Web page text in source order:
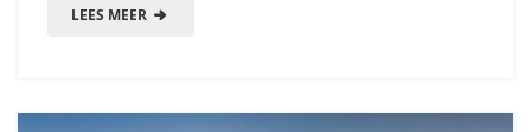
LEES MEER